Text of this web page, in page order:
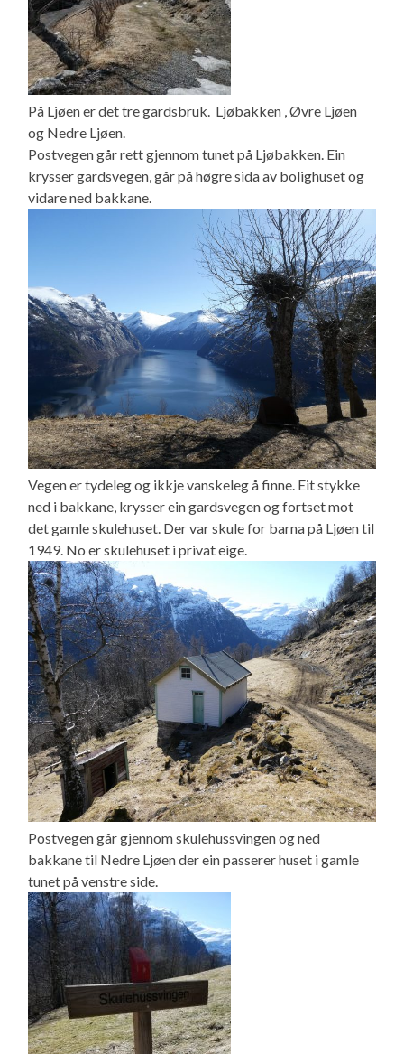
På Ljøen er det tre gardsbruk. Ljøbakken , Øvre Ljøen
og Nedre Ljøen.
Postvegen går rett gjennom tunet på Ljøbakken. Ein
krysser gardsvegen, går på høgre sida av bolighuset og
vidare ned bakkane.
Vegen er tydeleg og ikkje vanskeleg å finne. Eit stykke
ned i bakkane, krysser ein gardsvegen og fortset mot
det gamle skulehuset. Der var skule for barna på Ljøen til
1949. No er skulehuset i privat eige.
Postvegen går gjennom skulehussvingen og ned
bakkane til Nedre Ljøen der ein passerer huset i gamle
tunet på venstre side.